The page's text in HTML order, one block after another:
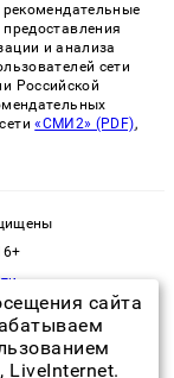
и анализа
сети
Российской
«СМИ2» (PDF),
сайта
LiveInternet.